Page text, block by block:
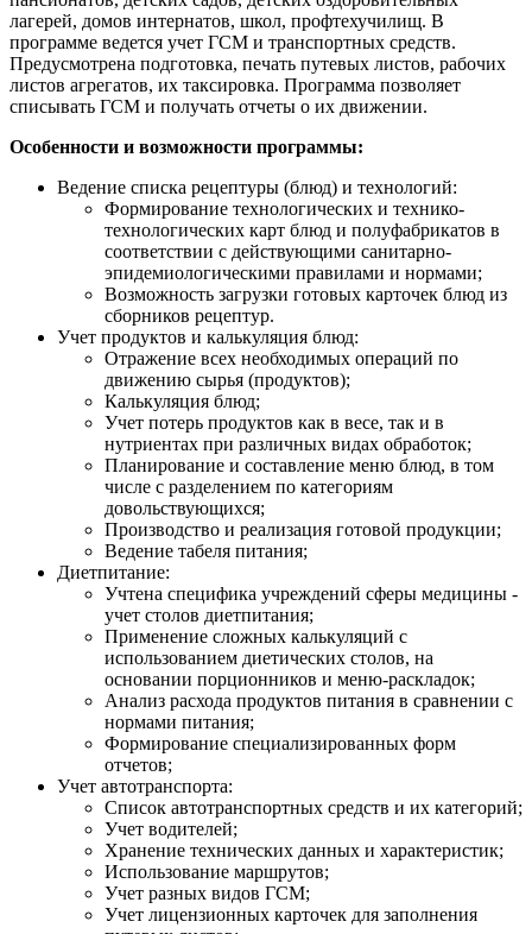
лагерей, домов интернатов, школ, профтехучилищ. В
программе ведется учет ГСМ и транспортных средств.
Предусмотрена подготовка, печать путевых листов, рабочих
листов агрегатов, их таксировка. Программа позволяет
списывать ГСМ и получать отчеты о их движении.
Особенности и возможности программы:
Ведение списка рецептуры (блюд) и технологий:
Формирование технологических и технико-
технологических карт блюд и полуфабрикатов в
соответствии с действующими санитарно-
эпидемиологическими правилами и нормами;
Возможность загрузки готовых карточек блюд из
сборников рецептур.
Учет продуктов и калькуляция блюд:
Отражение всех необходимых операций по
движению сырья (продуктов);
Калькуляция блюд;
Учет потерь продуктов как в весе, так и в
нутриентах при различных видах обработок;
Планирование и составление меню блюд, в том
числе с разделением по категориям
довольствующихся;
Производство и реализация готовой продукции;
Ведение табеля питания;
Диетпитание:
Учтена специфика учреждений сферы медицины -
учет столов диетпитания;
Применение сложных калькуляций с
использованием диетических столов, на
основании порционников и меню-раскладок;
Анализ расхода продуктов питания в сравнении с
нормами питания;
Формирование специализированных форм
отчетов;
Учет автотранспорта:
Список автотранспортных средств и их категорий;
Учет водителей;
Хранение технических данных и характеристик;
Использование маршрутов;
Учет разных видов ГСМ;
Учет лицензионных карточек для заполнения